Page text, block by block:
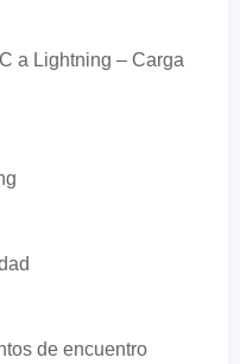
a Lightning – Carga
de encuentro